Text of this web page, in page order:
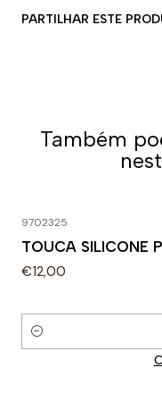
- Elástico para um
Perfeita para
treinos ou
PARTILHAR ESTE
Também
9702325
TOUCA SILICONE
€12,00
Quantidade